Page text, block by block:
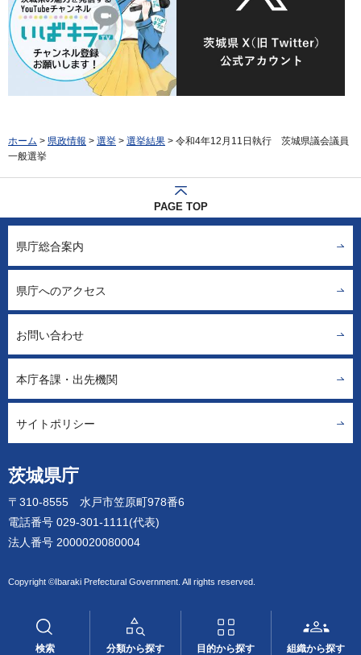
検索 分類から探す 目的から探す 組織から探す
ホーム > 県政情報 > 選挙 > 選挙結果 > 令和4年12月11日執行 茨城県議会議員
一般選挙
PAGE TOP
茨城県庁
〒310-8555 水戸市笠原町978番6
電話番号 029-301-1111(代表)
法人番号 2000020080004
Copyright ©Ibaraki Prefectural Government. All rights reserved.
県庁総合案内
県庁へのアクセス
お問い合わせ
本庁各課・出先機関
サイトポリシー